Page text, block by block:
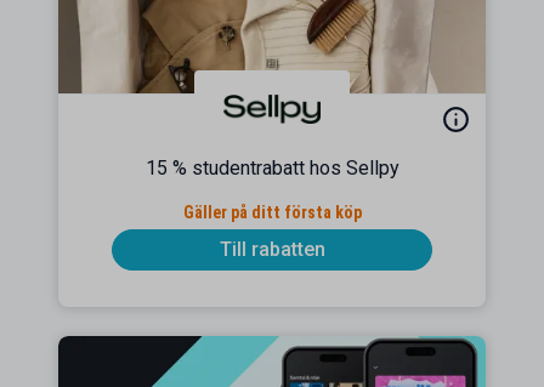
15 % studentrabatt hos Sellpy
Gäller på ditt första köp
Till rabatten